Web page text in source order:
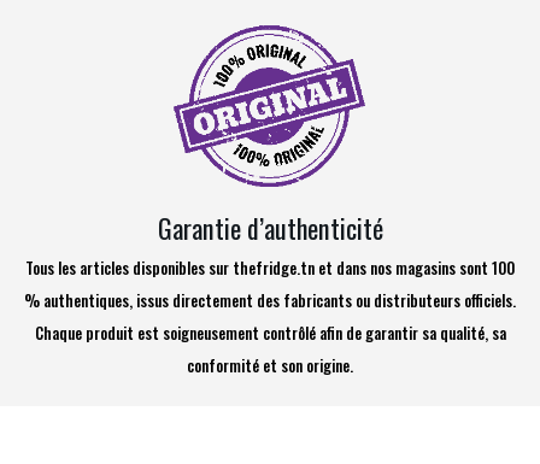
Garantie d’authenticité
Tous les articles disponibles sur thefridge.tn et dans nos magasins sont 100
% authentiques, issus directement des fabricants ou distributeurs officiels.
Chaque produit est soigneusement contrôlé afin de garantir sa qualité, sa
conformité et son origine.